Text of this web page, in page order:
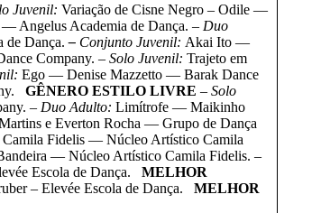
Juvenil: Variação de Cisne Negro – Odile —
Angelus Academia de Dança. – Duo
de Dança.– Conjunto Juvenil: Akai Ito —
Company. – Solo Juvenil: Trajeto em
Ego — Denise Mazzetto — Barak Dance
GÊNERO ESTILO LIVRE – Solo
– Duo Adulto: Limítrofe — Maikinho
e Everton Rocha — Grupo de Dança
Fidelis — Núcleo Artístico Camila
— Núcleo Artístico Camila Fidelis. –
Escola de Dança. MELHOR
– Elevée Escola de Dança. MELHOR